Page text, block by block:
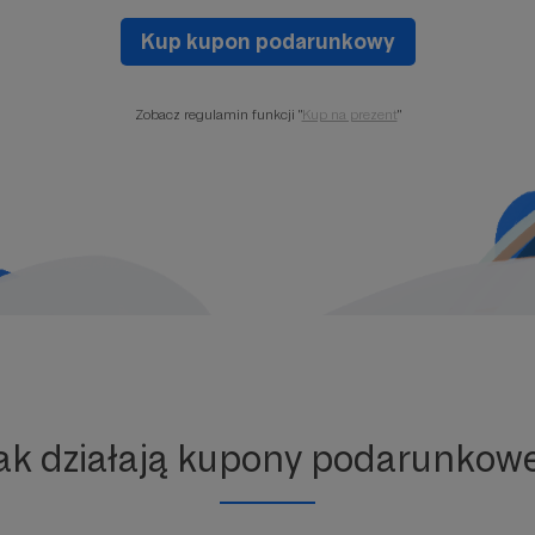
Kup kupon podarunkowy
Zobacz regulamin funkcji "Kup na prezent"
działają kupony